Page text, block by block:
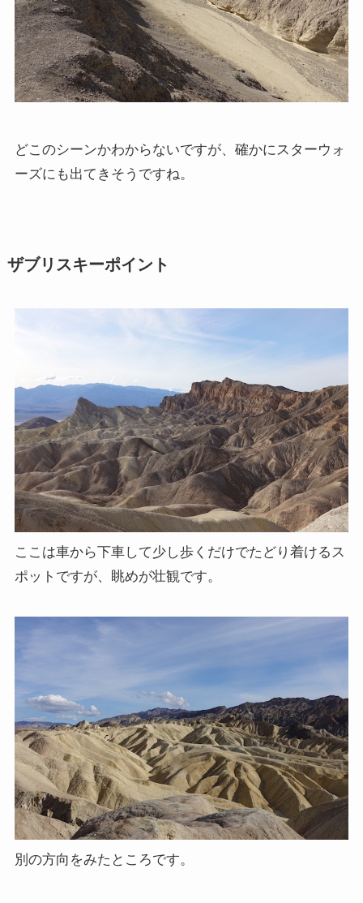
どこのシーンかわからないですが、確かにスターウォ
ーズにも出てきそうですね。
ザブリスキーポイント
ここは車から下車して少し歩くだけでたどり着けるス
ポットですが、眺めが壮観です。
別の方向をみたところです。